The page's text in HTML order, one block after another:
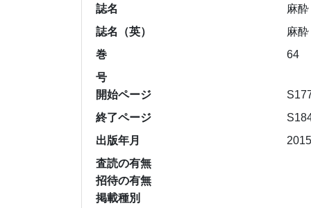
誌名
麻酔
誌名（英）
麻酔
巻
64
号
開始ページ
終了ページ
出版年月
査読の有無
招待の有無
掲載種別